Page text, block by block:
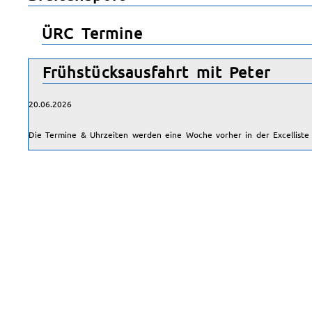
ÜRC Termine
Frühstücksausfahrt mit Peter
20.06.2026
Die Termine & Uhrzeiten werden eine Woche vorher in der